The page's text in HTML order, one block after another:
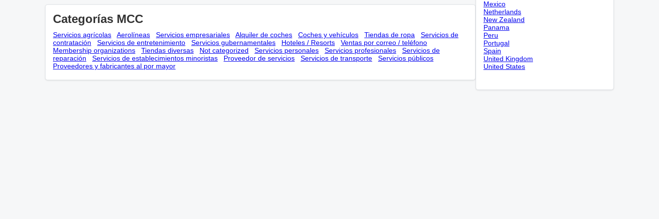
Categorías MCC
Servicios agrícolas Aerolíneas Servicios empresariales Alquiler de coches Coches y vehículos Tiendas de ropa
Servicios de
contratación
Servicios de entretenimiento Servicios gubernamentales Hoteles / Resorts
Ventas por correo / teléfono
Membership оrganizations
Tiendas diversas Not categorized Servicios personales Servicios profesionales
Servicios de
reparación
Servicios de establecimientos minoristas Proveedor de servicios Servicios de transporte
Servicios públicos
Proveedores y fabricantes al por mayor
Mexico
Netherlands
New Zealand
Panama
Peru
Portugal
Spain
United Kingdom
United States